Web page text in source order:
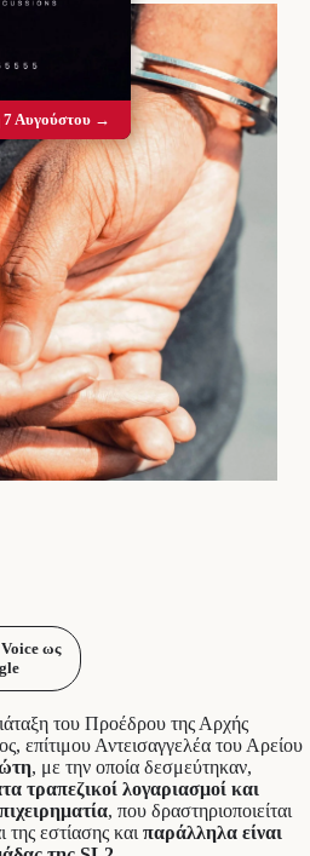
ως
του Προέδρου της Αρχής
επίτιμου Αντεισαγγελέα του Αρείου
, με την οποία δεσμεύτηκαν,
τραπεζικοί λογαριασμοί και
, που δραστηριοποιείται
εστίασης και παράλληλα είναι
Αυγούστου →